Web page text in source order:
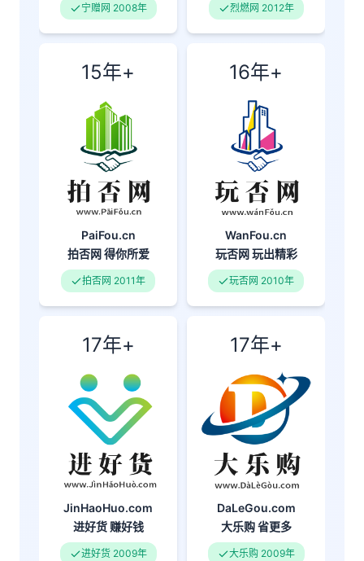
宁赠网 2008年 烈燃网 2012年
15年+
PaiFou.cn
拍否网得你所爱
拍否网 2011年
16年+
WanFou.cn
玩否网玩出精彩
玩否网 2010年
17年+
JinHaoHuo.com
进好货赚好钱
进好货 2009年
17年+
DaLeGou.com
大乐购省更多
大乐购 2009年